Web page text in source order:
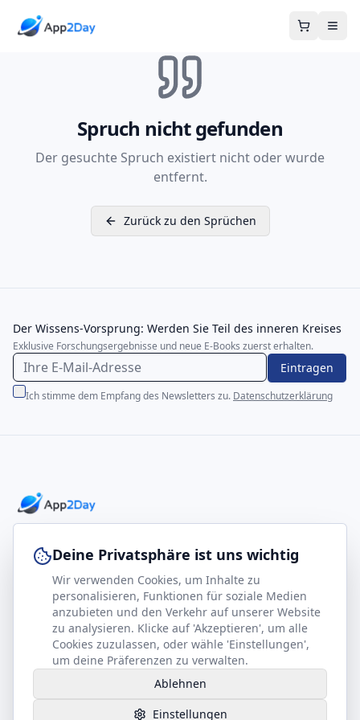
Spruch nicht gefunden
Der gesuchte Spruch existiert nicht oder wurde
entfernt.
Zurück zu den Sprüchen
Der Wissens-Vorsprung: Werden Sie Teil des inneren Kreises
Exklusive Forschungsergebnisse und neue E-Books zuerst erhalten.
Eintragen
Ich stimme dem Empfang des Newsletters zu. Datenschutzerklärung
footer.company
Kontakt
Partner werden
Gesundheits-Kompass
Rechtliches
Impressum
Datenschutz
AGB
Deine Privatsphäre ist uns wichtig
Wir verwenden Cookies, um Inhalte zu
personalisieren, Funktionen für soziale Medien
anzubieten und den Verkehr auf unserer Website
zu analysieren. Klicke auf 'Akzeptieren', um alle
Cookies zuzulassen, oder wähle 'Einstellungen',
um deine Präferenzen zu verwalten.
Ablehnen
Einstellungen
Hilfe benötigt?